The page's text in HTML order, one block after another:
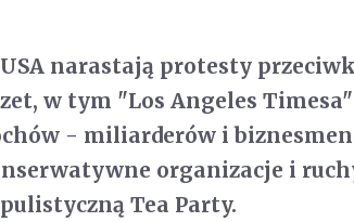
narastają protesty
w tym "Los Angeles
- miliarderów i
organizacje i
Tea Party.